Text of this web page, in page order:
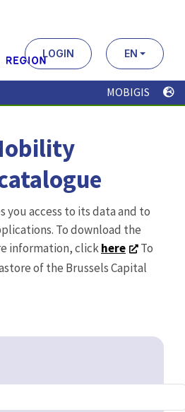
LOGIN EN
MOBIGIS
you access to its data and to
To download the
information, clickhere
To
of the Brussels Capital